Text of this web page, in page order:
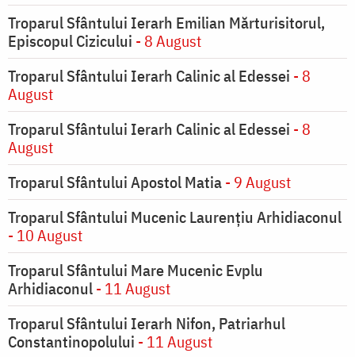
Troparul Sfântului Ierarh Emilian Mărturisitorul,
Episcopul Cizicului - 8 August
Troparul Sfântului Ierarh Calinic al Edessei - 8
August
Troparul Sfântului Ierarh Calinic al Edessei - 8
August
Troparul Sfântului Apostol Matia- 9 August
Troparul Sfântului Mucenic Laurențiu Arhidiaconul
- 10 August
Troparul Sfântului Mare Mucenic Evplu
Arhidiaconul- 11 August
Troparul Sfântului Ierarh Nifon, Patriarhul
Constantinopolului - 11 August